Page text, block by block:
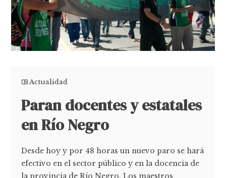
Actualidad
Paran docentes y estatales
en Río Negro
Desde hoy y por 48 horas un nuevo paro se hará
efectivo en el sector público y en la docencia de
la provincia de Río Negro. Los maestros